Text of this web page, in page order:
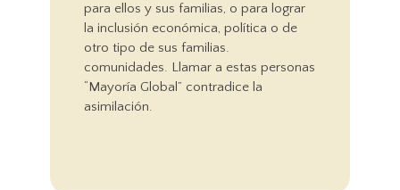
para ellos y sus familias, o para lograr
la inclusión económica, política o de
otro tipo de sus familias.
comunidades. Llamar a estas personas
“Mayoría Global” contradice la
asimilación.